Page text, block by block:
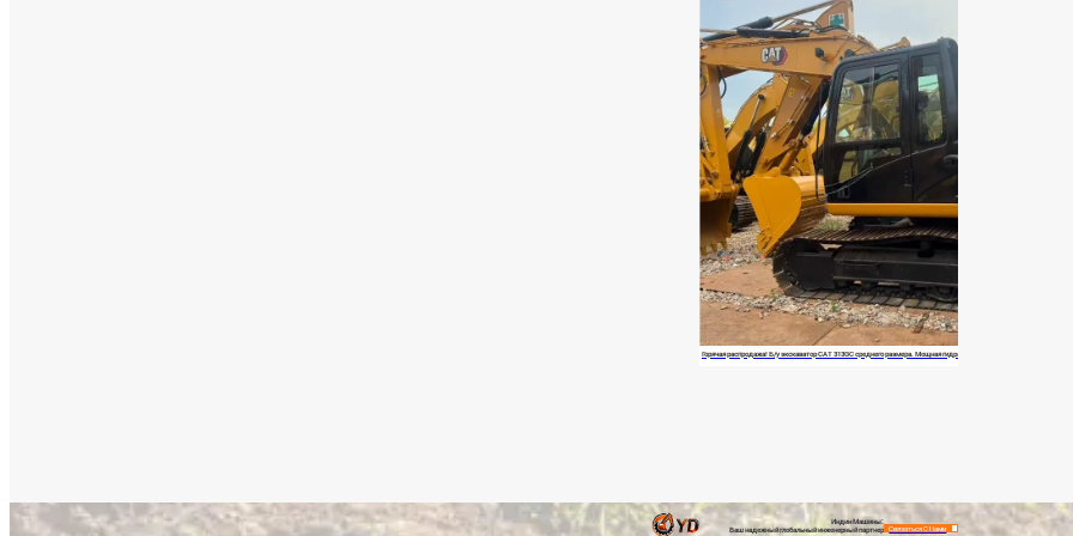
Горячая распродажа! Б/у экскаватор CAT 313GC среднего размера. Мощная гидравлическая машина. Глобальные
Индин Машины:
Ваш надежный глобальный инженерный партнер
Связаться С Нами